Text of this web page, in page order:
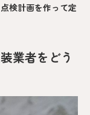
検計画を作って定
業者をどう